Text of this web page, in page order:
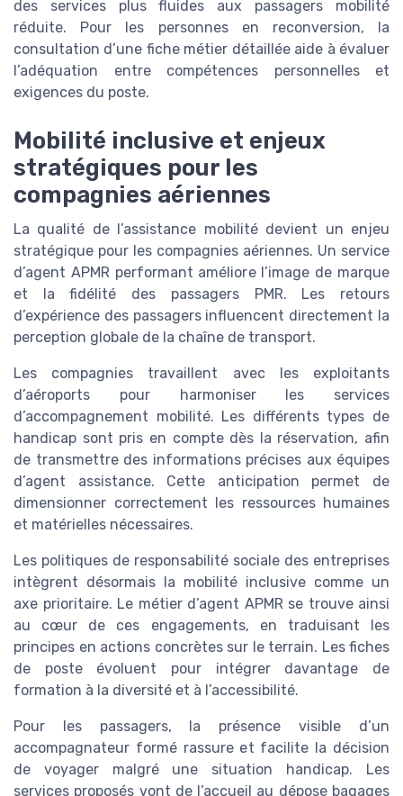
des services plus fluides aux passagers mobilité
réduite. Pour les personnes en reconversion, la
consultation d’une fiche métier détaillée aide à évaluer
l’adéquation entre compétences personnelles et
exigences du poste.
Mobilité inclusive et enjeux
stratégiques pour les
compagnies aériennes
La qualité de l’assistance mobilité devient un enjeu
stratégique pour les compagnies aériennes. Un service
d’agent APMR performant améliore l’image de marque
et la fidélité des passagers PMR. Les retours
d’expérience des passagers influencent directement la
perception globale de la chaîne de transport.
Les compagnies travaillent avec les exploitants
d’aéroports pour harmoniser les services
d’accompagnement mobilité. Les différents types de
handicap sont pris en compte dès la réservation, afin
de transmettre des informations précises aux équipes
d’agent assistance. Cette anticipation permet de
dimensionner correctement les ressources humaines
et matérielles nécessaires.
Les politiques de responsabilité sociale des entreprises
intègrent désormais la mobilité inclusive comme un
axe prioritaire. Le métier d’agent APMR se trouve ainsi
au cœur de ces engagements, en traduisant les
principes en actions concrètes sur le terrain. Les fiches
de poste évoluent pour intégrer davantage de
formation à la diversité et à l’accessibilité.
Pour les passagers, la présence visible d’un
accompagnateur formé rassure et facilite la décision
de voyager malgré une situation handicap. Les
services proposés vont de l’accueil au dépose bagages